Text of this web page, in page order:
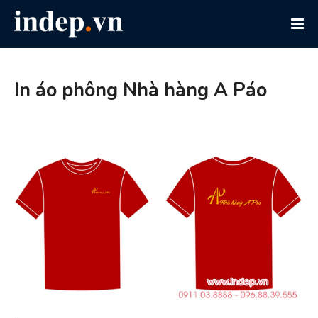
In áo phông Nhà hàng A Páo